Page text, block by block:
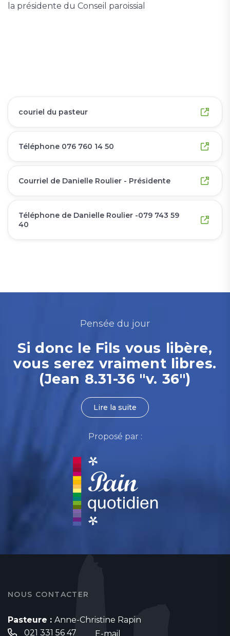
la présidente du Conseil paroissial
couriel du pasteur
Téléphone 076 760 14 50
Courriel de Danielle Roulier - Présidente
Téléphone de Danielle Roulier -079 743 59
40
Pensée du jour
Si donc le Fils vous libère,
vous serez vraiment libres.
(Jean 8.31-36 "v. 36")
Lire la suite
Proposé par :
NOUS CONTACTER
Pasteure : Anne-Christine Rapin
021 331 56 47
E-mail